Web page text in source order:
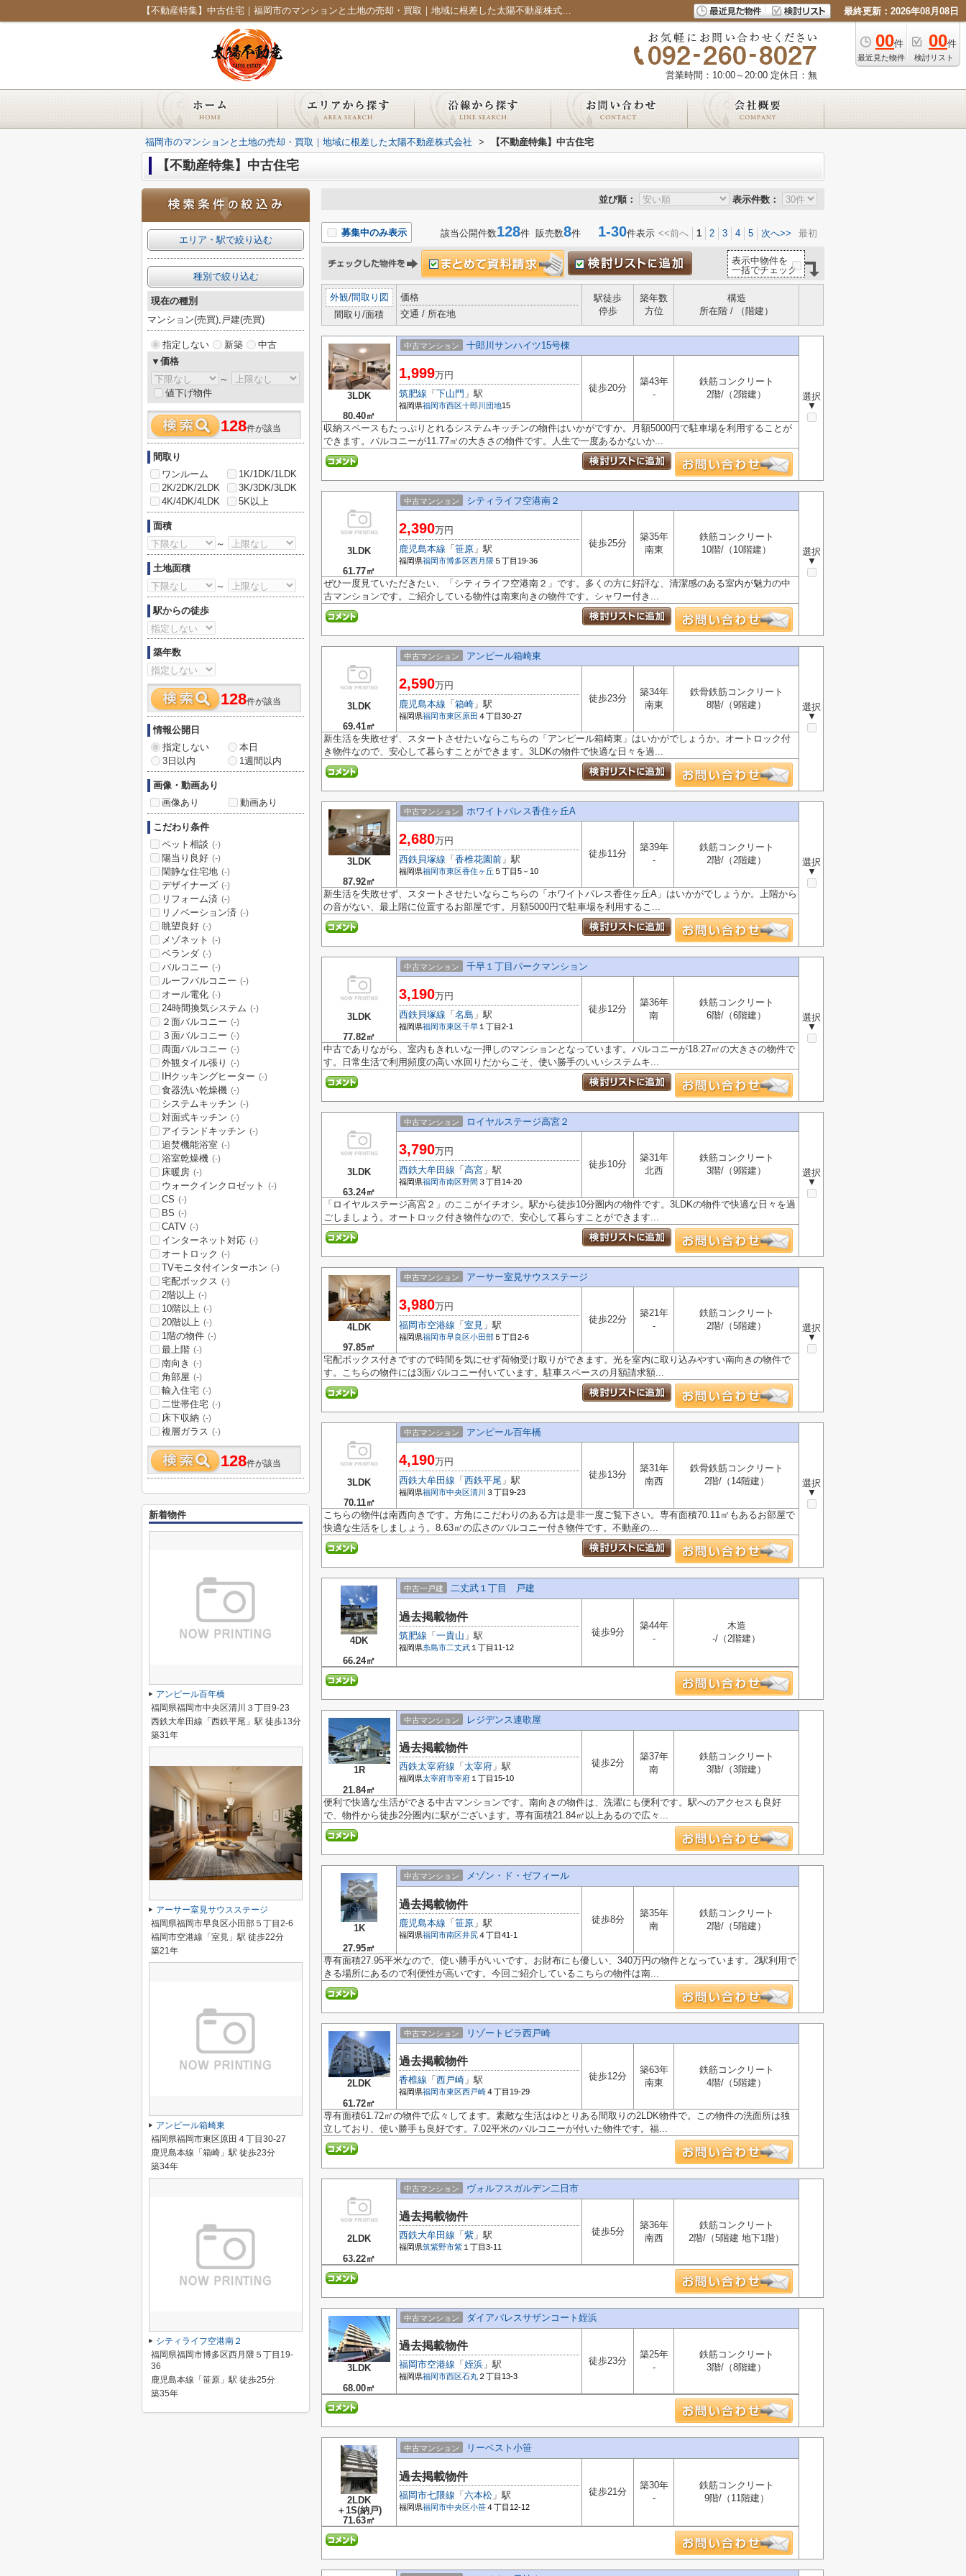
【不動産特集】中古住宅｜福岡市のマンションと土地の売却・買取｜地域に根差した太陽不動産株式会社 最終更新：2026年08月08日
00件
最近見た物件
00件
検討リスト
営業時間：10:00～20:00 定休日：無
福岡市のマンションと土地の売却・買取｜地域に根差した太陽不動産株式会社 > 【不動産特集】中古住宅
【不動産特集】中古住宅
並び順： 表示件数：
募集中のみ表示 該当公開件数128件 販売数8件 1-30件表示 <<前へ 1 2 3 4 5 次へ>> 最初
表示中物件を
一括でチェック
外観/間取り図
間取り/面積
価格
交通 / 所在地
駅徒歩
停歩
築年数
方位
構造
所在階 / （階建）
3LDK
80.40㎡
中古マンション 十郎川サンハイツ15号棟
選択
▼
1,999万円
筑肥線 「 下山門 」駅
福岡県福岡市西区十郎川団地15
徒歩20分
築43年
-
鉄筋コンクリート
2階/（2階建）
収納スペースもたっぷりとれるシステムキッチンの物件はいかがですか。月額5000円で駐車場を利用することが
できます。バルコニーが11.77㎡の大きさの物件です。人生で一度あるかないか...
3LDK
61.77㎡
中古マンション シティライフ空港南２
選択
▼
2,390万円
鹿児島本線 「 笹原 」駅
福岡県福岡市博多区西月隈 ５丁目19-36
徒歩25分
築35年
南東
鉄筋コンクリート
10階/（10階建）
ぜひ一度見ていただきたい、「シティライフ空港南２」です。多くの方に好評な、清潔感のある室内が魅力の中
古マンションです。ご紹介している物件は南東向きの物件です。シャワー付き...
3LDK
69.41㎡
中古マンション アンピール箱崎東
選択
▼
2,590万円
鹿児島本線 「 箱崎 」駅
福岡県福岡市東区 原田 ４丁目30-27
徒歩23分
築34年
南東
鉄骨鉄筋コンクリート
8階/（9階建）
新生活を失敗せず、スタートさせたいならこちらの「アンピール箱崎東」はいかがでしょうか。オートロック付
き物件なので、安心して暮らすことができます。3LDKの物件で快適な日々を過...
3LDK
87.92㎡
中古マンション ホワイトパレス香住ヶ丘A
選択
▼
2,680万円
西鉄貝塚線 「 香椎花園前 」駅
福岡県福岡市東区香住ヶ丘 ５丁目5－10
徒歩11分
築39年
-
鉄筋コンクリート
2階/（2階建）
新生活を失敗せず、スタートさせたいならこちらの「ホワイトパレス香住ヶ丘A」はいかがでしょうか。上階から
の音がない、最上階に位置するお部屋です。月額5000円で駐車場を利用するこ...
3LDK
77.82㎡
中古マンション 千早１丁目パークマンション
選択
▼
3,190万円
西鉄貝塚線 「 名島 」駅
福岡県福岡市東区千早 １丁目2-1
徒歩12分
築36年
南
鉄筋コンクリート
6階/（6階建）
中古でありながら、室内もきれいな一押しのマンションとなっています。バルコニーが18.27㎡の大きさの物件で
す。日常生活で利用頻度の高い水回りだからこそ、使い勝手のいいシステムキ...
3LDK
63.24㎡
中古マンション ロイヤルステージ高宮２
選択
▼
3,790万円
西鉄大牟田線 「 高宮 」駅
福岡県福岡市南区野間 ３丁目14-20
徒歩10分
築31年
北西
鉄筋コンクリート
3階/（9階建）
「ロイヤルステージ高宮２」のここがイチオシ。駅から徒歩10分圏内の物件です。3LDKの物件で快適な日々を過
ごしましょう。オートロック付き物件なので、安心して暮らすことができます...
4LDK
97.85㎡
中古マンション アーサー室見サウスステージ
選択
▼
3,980万円
福岡市空港線 「 室見 」駅
福岡県福岡市早良区小田部 ５丁目2-6
徒歩22分
築21年
-
鉄筋コンクリート
2階/（5階建）
宅配ボックス付きですので時間を気にせず荷物受け取りができます。光を室内に取り込みやすい南向きの物件で
す。こちらの物件には3面バルコニー付いています。駐車スペースの月額請求額...
3LDK
70.11㎡
中古マンション アンピール百年橋
選択
▼
4,190万円
西鉄大牟田線 「 西鉄平尾 」駅
福岡県福岡市中央区清川 ３丁目9-23
徒歩13分
築31年
南西
鉄骨鉄筋コンクリート
2階/（14階建）
こちらの物件は南西向きです。方角にこだわりのある方は是非一度ご覧下さい。専有面積70.11㎡もあるお部屋で
快適な生活をしましょう。8.63㎡の広さのバルコニー付き物件です。不動産の...
4DK
66.24㎡
中古一戸建 二丈武１丁目 戸建
過去掲載物件
筑肥線 「 一貴山 」駅
福岡県糸島市二丈武 １丁目11-12
徒歩9分
築44年
-
木造
-/（2階建）
1R
21.84㎡
中古マンション レジデンス連歌屋
過去掲載物件
西鉄太宰府線 「 太宰府 」駅
福岡県太宰府市宰府 １丁目15-10
徒歩2分
築37年
南
鉄筋コンクリート
3階/（3階建）
便利で快適な生活ができる中古マンションです。南向きの物件は、洗濯にも便利です。駅へのアクセスも良好
で、物件から徒歩2分圏内に駅がございます。専有面積21.84㎡以上あるので広々...
1K
27.95㎡
中古マンション メゾン・ド・ゼフィール
過去掲載物件
鹿児島本線 「 笹原 」駅
福岡県福岡市南区井尻４丁目41-1
徒歩8分
築35年
南
鉄筋コンクリート
2階/（5階建）
専有面積27.95平米なので、使い勝手がいいです。お財布にも優しい、340万円の物件となっています。2駅利用で
きる場所にあるので利便性が高いです。今回ご紹介しているこちらの物件は南...
2LDK
61.72㎡
中古マンション リゾートビラ西戸崎
過去掲載物件
香椎線 「 西戸崎 」駅
福岡県福岡市東区西戸崎４丁目19-29
徒歩12分
築63年
南東
鉄筋コンクリート
4階/（5階建）
専有面積61.72㎡の物件で広々してます。素敵な生活はゆとりある間取りの2LDK物件で。この物件の洗面所は独
立しており、使い勝手も良好です。7.02平米のバルコニーが付いた物件です。福...
2LDK
63.22㎡
中古マンション ヴォルフスガルデン二日市
過去掲載物件
西鉄大牟田線 「 紫 」駅
福岡県筑紫野市紫 １丁目3-11
徒歩5分
築36年
南西
鉄筋コンクリート
2階/（5階建 地下1階）
3LDK
68.00㎡
中古マンション ダイアパレスサザンコート姪浜
過去掲載物件
福岡市空港線 「 姪浜 」駅
福岡県福岡市西区石丸 ２丁目13-3
徒歩23分
築25年
-
鉄筋コンクリート
3階/（8階建）
2LDK
＋1S(納戸)
71.63㎡
中古マンション リーベスト小笹
過去掲載物件
福岡市七隈線 「 六本松 」駅
福岡県福岡市中央区小笹４丁目12-12
徒歩21分
築30年
-
鉄筋コンクリート
9階/（11階建）
エリア・駅で絞り込む
種別で絞り込む
現在の種別
マンション(売買),戸建(売買)
指定しない 新築
中古
▼価格
～
値下げ物件
128件が該当
間取り
ワンルーム
1K/1DK/1LDK
2K/2DK/2LDK
3K/3DK/3LDK
4K/4DK/4LDK
5K以上
面積
～
土地面積
～
駅からの徒歩
築年数
128件が該当
情報公開日
指定しない
本日
3日以内
1週間以内
画像・動画あり
画像あり
動画あり
こだわり条件
ペット相談 (-)
陽当り良好 (-)
閑静な住宅地 (-)
デザイナーズ (-)
リフォーム済 (-)
リノベーション済 (-)
眺望良好 (-)
メゾネット (-)
ベランダ (-)
バルコニー (-)
ルーフバルコニー (-)
オール電化 (-)
24時間換気システム (-)
２面バルコニー (-)
３面バルコニー (-)
両面バルコニー (-)
外観タイル張り (-)
IHクッキングヒーター (-)
食器洗い乾燥機 (-)
システムキッチン (-)
対面式キッチン (-)
アイランドキッチン (-)
追焚機能浴室 (-)
浴室乾燥機 (-)
床暖房 (-)
ウォークインクロゼット (-)
CS (-)
BS (-)
CATV (-)
インターネット対応 (-)
オートロック (-)
TVモニタ付インターホン (-)
宅配ボックス (-)
2階以上 (-)
10階以上 (-)
20階以上 (-)
1階の物件 (-)
最上階 (-)
南向き (-)
角部屋 (-)
輸入住宅 (-)
二世帯住宅 (-)
床下収納 (-)
複層ガラス (-)
128件が該当
新着物件
アンピール百年橋
福岡県福岡市中央区清川３丁目9-23
西鉄大牟田線「西鉄平尾」駅 徒歩13分
築31年
アーサー室見サウスステージ
福岡県福岡市早良区小田部５丁目2-6
福岡市空港線「室見」駅 徒歩22分
築21年
アンピール箱崎東
福岡県福岡市東区原田４丁目30-27
鹿児島本線「箱崎」駅 徒歩23分
築34年
シティライフ空港南２
福岡県福岡市博多区西月隈５丁目19-
36
鹿児島本線「笹原」駅 徒歩25分
築35年